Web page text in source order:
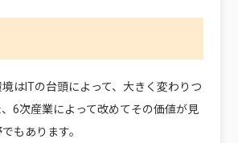
はITの台頭によって、大きく変わりつ
6次産業によって改めてその価値が見
もあります。